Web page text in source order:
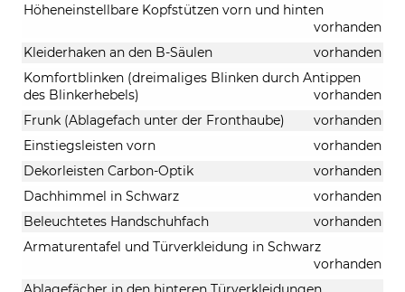
Höheneinstellbare Kopfstützen vorn und hinten
vorhanden
Kleiderhaken an den B-Säulen
vorhanden
Komfortblinken (dreimaliges Blinken durch Antippen
des Blinkerhebels)
vorhanden
Frunk (Ablagefach unter der Fronthaube)
vorhanden
Einstiegsleisten vorn
vorhanden
Dekorleisten Carbon-Optik
vorhanden
Dachhimmel in Schwarz
vorhanden
Beleuchtetes Handschuhfach
vorhanden
Armaturentafel und Türverkleidung in Schwarz
vorhanden